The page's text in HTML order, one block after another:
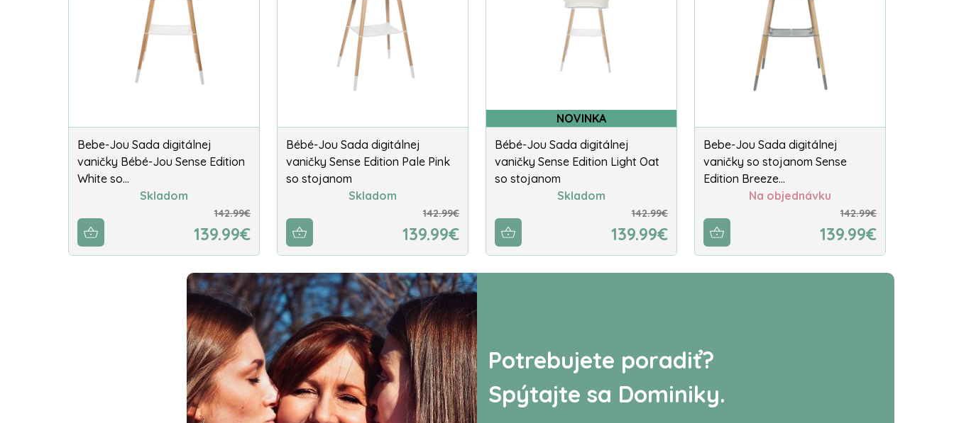
Bebe-Jou Sada digitálnej
vaničky Bébé-Jou Sense Edition
White so…
Skladom
142.99€
139.99€
Bébé-Jou Sada digitálnej
vaničky Sense Edition Pale Pink
so stojanom
Skladom
142.99€
139.99€
NOVINKA
Bébé-Jou Sada digitálnej
vaničky Sense Edition Light Oat
so stojanom
Skladom
142.99€
139.99€
Bebe-Jou Sada digitálnej
vaničky so stojanom Sense
Edition Breeze…
Na objednávku
142.99€
139.99€
Potrebujete poradiť?
Spýtajte sa Dominiky.